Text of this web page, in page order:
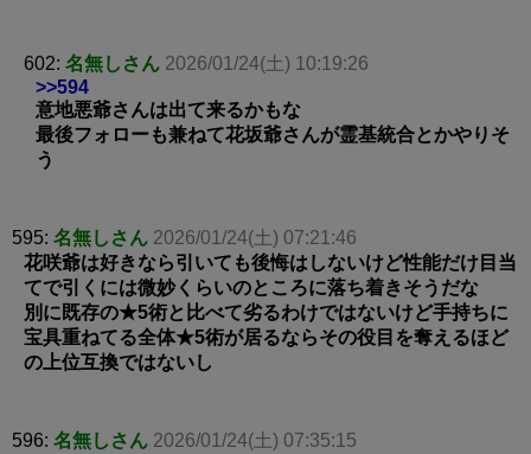
602: 名無しさん 2026/01/24(土) 10:19:26
>>594
意地悪爺さんは出て来るかもな
最後フォローも兼ねて花坂爺さんが霊基統合とかやりそ
う
595: 名無しさん 2026/01/24(土) 07:21:46
花咲爺は好きなら引いても後悔はしないけど性能だけ目当
てで引くには微妙くらいのところに落ち着きそうだな
別に既存の★5術と比べて劣るわけではないけど手持ちに
宝具重ねてる全体★5術が居るならその役目を奪えるほど
の上位互換ではないし
596: 名無しさん 2026/01/24(土) 07:35:15